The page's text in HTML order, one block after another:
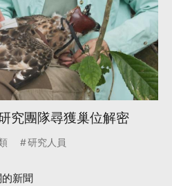
究團隊尋獲巢位解密
研究人員
新聞